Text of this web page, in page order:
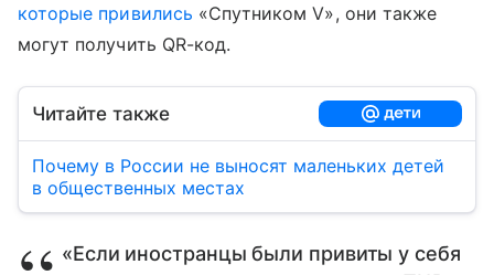
которые привились «Спутником V», они также
могут получить QR-код.
Читайте также
Почему в России не выносят маленьких детей
в общественных местах
«Если иностранцы были привиты у себя